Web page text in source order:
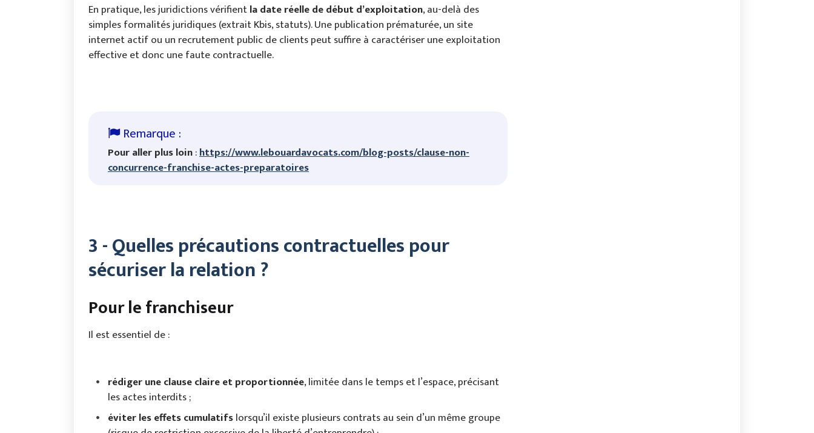
En pratique, les juridictions vérifientla date réelle de début d’exploitation, au-delà des
simples formalités juridiques (extrait Kbis, statuts). Une publication prématurée, un site
internet actif ou un recrutement public de clients peut suffire à caractériser une exploitation
effective et donc une faute contractuelle.
Pour aller plus loin:https://www.lebouardavocats.com/blog-posts/clause-non-
concurrence-franchise-actes-preparatoires
3 - Quelles précautions contractuelles pour
sécuriser la relation ?
Pour le franchiseur
Il est essentiel de :
rédiger une clause claire et proportionnée, limitée dans le temps et l’espace, précisant
les actes interdits ;
éviter les effets cumulatifslorsqu’il existe plusieurs contrats au sein d’un même groupe